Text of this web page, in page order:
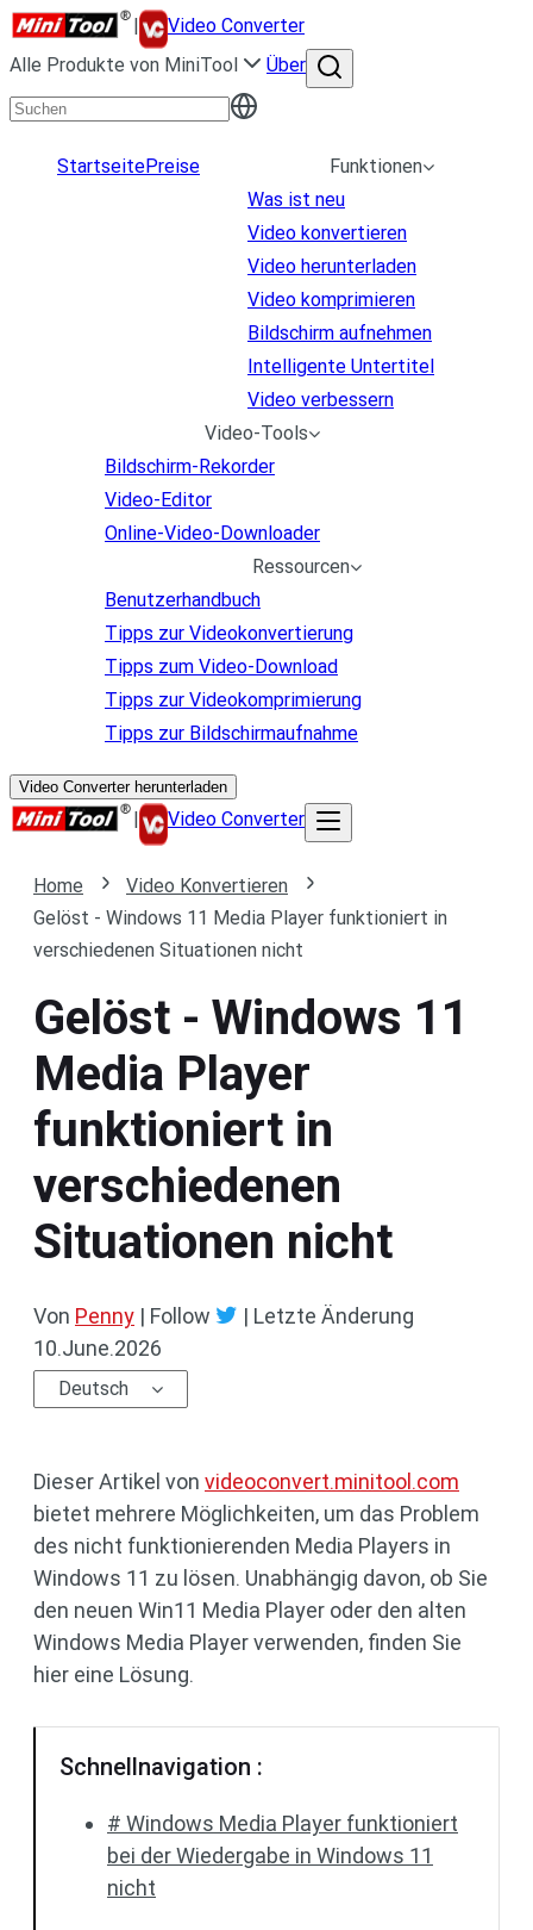
|
Video Converter
Alle Produkte von MiniTool
Über
StartseitePreise
Funktionen
Was ist neu
Video konvertieren
Video herunterladen
Video komprimieren
Bildschirm aufnehmen
Intelligente Untertitel
Video verbessern
Video-Tools
Bildschirm-Rekorder
Video-Editor
Online-Video-Downloader
Ressourcen
Benutzerhandbuch
Tipps zur Videokonvertierung
Tipps zum Video-Download
Tipps zur Videokomprimierung
Tipps zur Bildschirmaufnahme
Video Converter herunterladen
| Video Converter
Home
Video Konvertieren
Gelöst - Windows 11 Media Player funktioniert in
verschiedenen Situationen nicht
Gelöst - Windows 11
Media Player
funktioniert in
verschiedenen
Situationen nicht
Von Penny | Follow | Letzte Änderung
10.June.2026
Deutsch
Dieser Artikel von videoconvert.minitool.com
bietet mehrere Möglichkeiten, um das Problem
des nicht funktionierenden Media Players in
Windows 11 zu lösen. Unabhängig davon, ob Sie
den neuen Win11 Media Player oder den alten
Windows Media Player verwenden, finden Sie
hier eine Lösung.
Schnellnavigation :
# Windows Media Player funktioniert
bei der Wiedergabe in Windows 11
nicht